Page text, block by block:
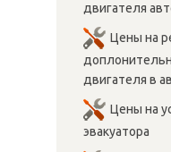
двигателя
Цены на
двигателя в
Цены на
эвакуатора